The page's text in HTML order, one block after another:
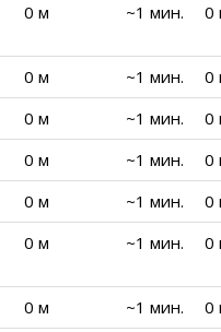
0 м ~1 мин. 0
0 м ~1 мин.
0
0 м ~1 мин.
0
0 м ~1 мин.
0
0 м ~1 мин.
0
0 м ~1 мин. 0
0 м ~1 мин.
0